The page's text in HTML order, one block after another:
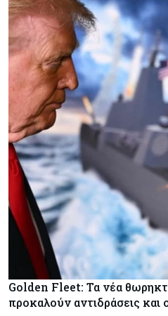
Golden Fleet: Τα νέα
προκαλούν αντιδράσεις